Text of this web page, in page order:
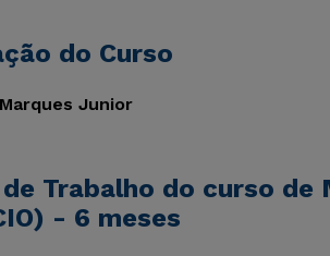
do Curso
Junior
Trabalho do curso
- 6 meses